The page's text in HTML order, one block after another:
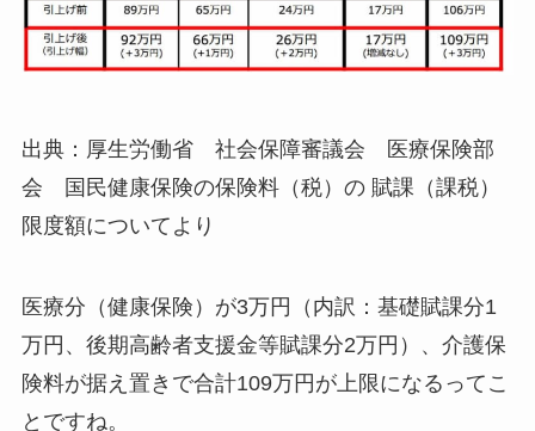
出典：厚生労働省 社会保障審議会 医療保険部
会 国民健康保険の保険料（税）の 賦課（課税）
限度額についてより
医療分（健康保険）が3万円（内訳：基礎賦課分1
万円、後期高齢者支援金等賦課分2万円）、介護保
険料が据え置きで合計109万円が上限になるってこ
とですね。